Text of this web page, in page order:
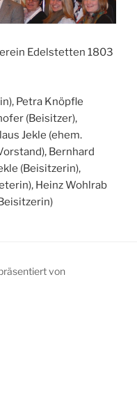
Edelstetten 1803
Petra Knöpfle
(Beisitzer),
Jekle (ehem.
Bernhard
(Beisitzerin),
Heinz Wohlrab
von